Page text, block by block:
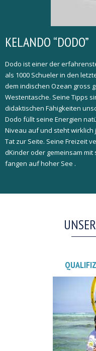
KELANDO “DODO”
Dodo ist einer der
als 1000 Schueler in den
dem indischen Ozean gross
Westentasche. Seine Tipps
didaktischen Fähigkeiten
Dodo füllt seine Energien
Niveau auf und steht wirklich
Tat zur Seite. Seine Freizeit
dKinder oder gemeinsam mit
fangen auf hoher See .